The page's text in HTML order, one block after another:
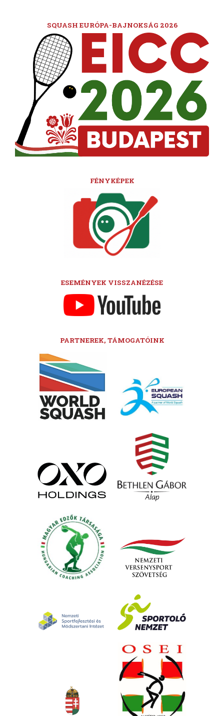
SQUASH EURÓPA-BAJNOKSÁG 2026
FÉNYKÉPEK
ESEMÉNYEK VISSZANÉZÉSE
PARTNEREK, TÁMOGATÓINK